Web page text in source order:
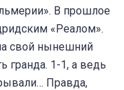
В прошлое
«Реалом».
свой нынешний
гранда. 1-1, а ведь
Правда,